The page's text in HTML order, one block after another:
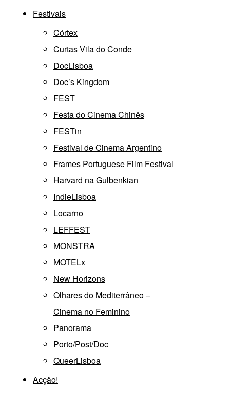
Festivais
Córtex
Curtas Vila do Conde
DocLisboa
Doc’s Kingdom
FEST
Festa do Cinema Chinês
FESTin
Festival de Cinema Argentino
Frames Portuguese Film Festival
Harvard na Gulbenkian
IndieLisboa
Locarno
LEFFEST
MONSTRA
MOTELx
New Horizons
Olhares do Mediterrâneo –
Cinema no Feminino
Panorama
Porto/Post/Doc
QueerLisboa
Acção!